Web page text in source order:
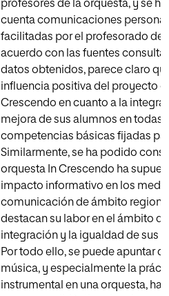
profesores de la orquesta, y se
cuenta comunicaciones
facilitadas por el profesorado del
acuerdo con las fuentes
datos obtenidos, parece claro
influencia positiva del proyecto
Crescendo en cuanto a la
mejora de sus alumnos en todas
competencias básicas fijadas
Similarmente, se ha podido
orquesta In Crescendo ha
impacto informativo en los
comunicación de ámbito
destacan su labor en el ámbito
integración y la igualdad de sus
Por todo ello, se puede apuntar
música, y especialmente la
instrumental en una orquesta, ha